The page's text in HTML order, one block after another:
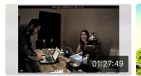
01:27:49